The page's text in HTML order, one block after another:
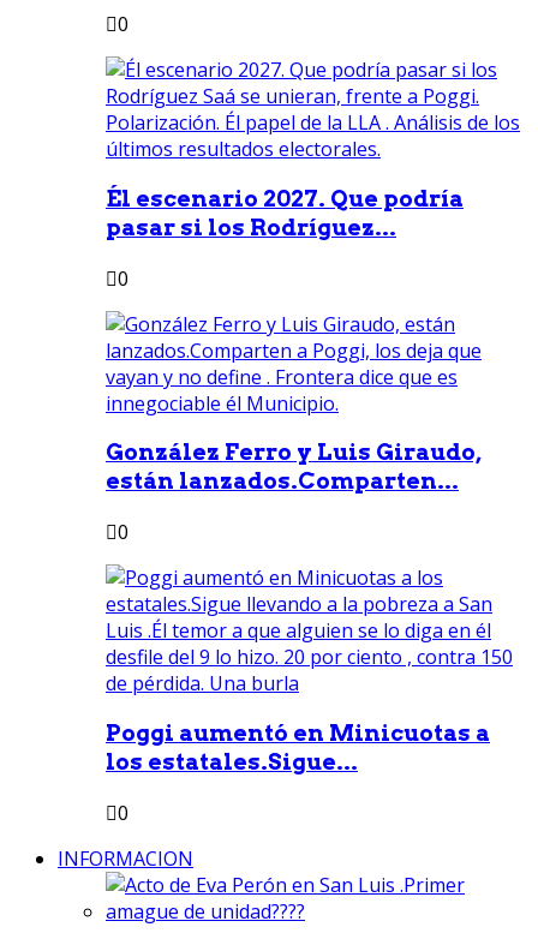
0
Él escenario 2027. Que podría
pasar si los Rodríguez...
0
González Ferro y Luis Giraudo,
están lanzados.Comparten...
0
Poggi aumentó en Minicuotas a
los estatales.Sigue...
0
INFORMACION